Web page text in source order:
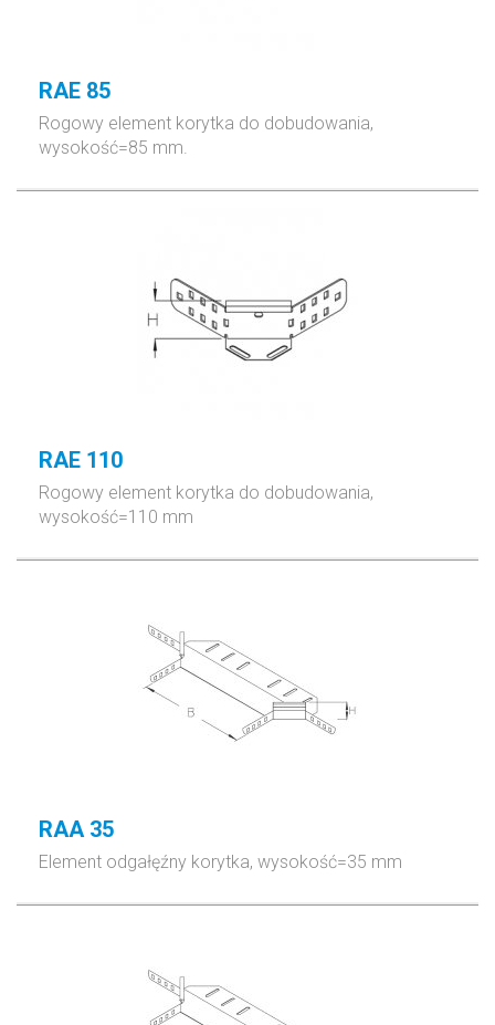
RAE 85
Rogowy element korytka do dobudowania,
wysokość=85 mm.
RAE 110
Rogowy element korytka do dobudowania,
wysokość=110 mm
RAA 35
Element odgałęźny korytka, wysokość=35 mm